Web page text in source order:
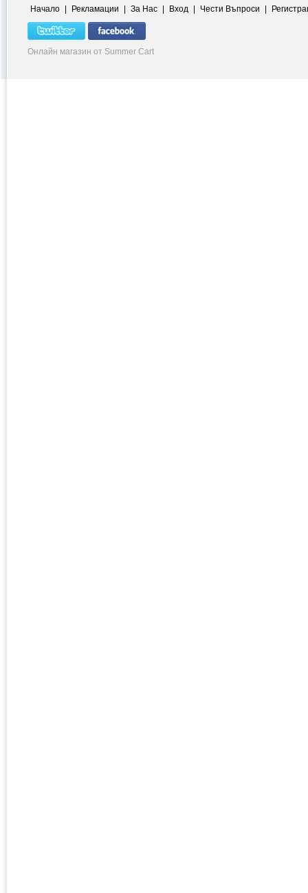
Начало | Рекламации | За Нас | Вход | Чести Въпроси |
Онлайн магазин от Summer Cart